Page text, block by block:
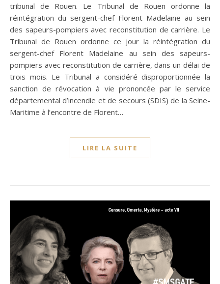
tribunal de Rouen. Le Tribunal de Rouen ordonne la
réintégration du sergent-chef Florent Madelaine au sein
des sapeurs-pompiers avec reconstitution de carrière. Le
Tribunal de Rouen ordonne ce jour la réintégration du
sergent-chef Florent Madelaine au sein des sapeurs-
pompiers avec reconstitution de carrière, dans un délai de
trois mois. Le Tribunal a considéré disproportionnée la
sanction de révocation à vie prononcée par le service
départemental d’incendie et de secours (SDIS) de la Seine-
Maritime à l’encontre de Florent…
LIRE LA SUITE